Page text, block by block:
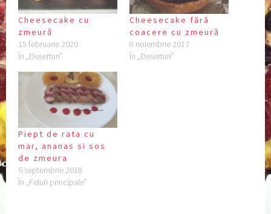
Cheesecake cu
zmeură
15 februarie 2020
În „Deserturi”
Cheesecake fără
coacere cu zmeură
8 noiembrie 2017
În „Deserturi”
Piept de rata cu
mar, ananas si sos
de zmeura
6 septembrie 2018
În „Feluri principale”